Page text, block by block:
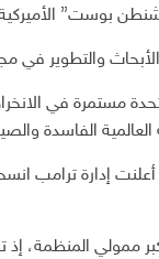
بوست” الأميركية
والتطوير في
مستمرة في
الفاسدة
إدارة ترامب
المنظمة، إذ تدفع لها نحو 450